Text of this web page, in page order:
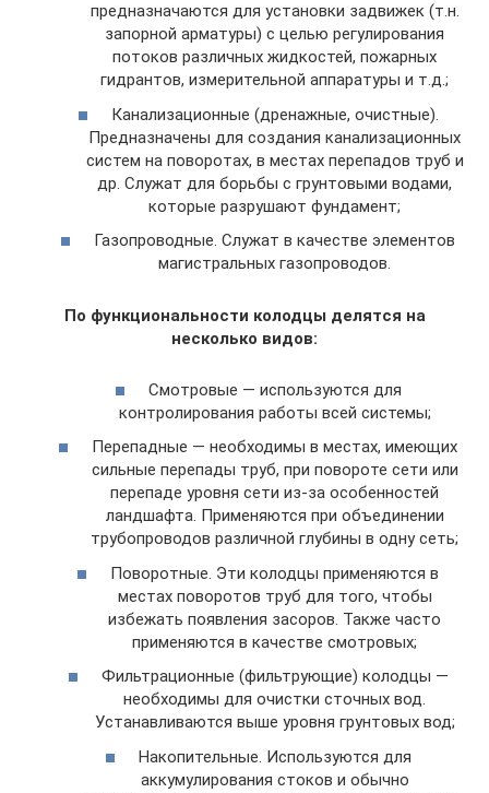
предназначаются для установки задвижек (т.н.
запорной арматуры) с целью регулирования
потоков различных жидкостей, пожарных
гидрантов, измерительной аппаратуры и т.д.;
Канализационные (дренажные, очистные).
Предназначены для создания канализационных
систем на поворотах, в местах перепадов труб и
др. Служат для борьбы с грунтовыми водами,
которые разрушают фундамент;
Газопроводные. Служат в качестве элементов
магистральных газопроводов.
По функциональности колодцы делятся на
несколько видов:
Смотровые — используются для
контролирования работы всей системы;
Перепадные — необходимы в местах, имеющих
сильные перепады труб, при повороте сети или
перепаде уровня сети из-за особенностей
ландшафта. Применяются при объединении
трубопроводов различной глубины в одну сеть;
Поворотные. Эти колодцы применяются в
местах поворотов труб для того, чтобы
избежать появления засоров. Также часто
применяются в качестве смотровых;
Фильтрационные (фильтрующие) колодцы —
необходимы для очистки сточных вод.
Устанавливаются выше уровня грунтовых вод;
Накопительные. Используются для
аккумулирования стоков и обычно